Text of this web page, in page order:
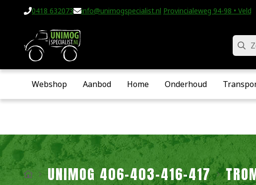
0418 632073 info@unimogspecialist.nl Provincialeweg 94-98 •
Webshop Aanbod Home Onderhoud
UNIMOG 406-403-416-417